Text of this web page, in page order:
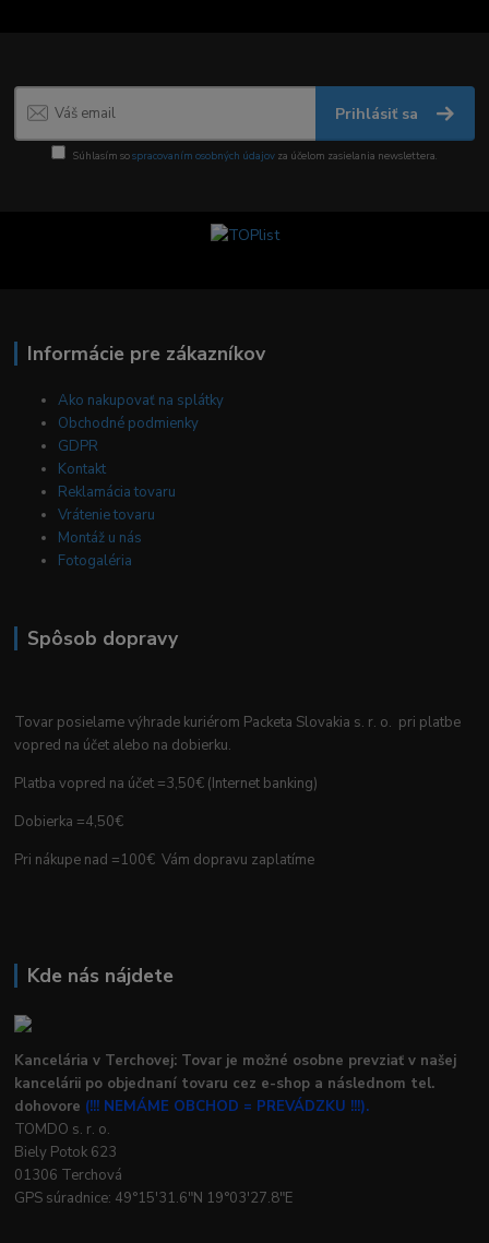
Prihlásiť sa
Súhlasím sospracovaním osobných údajov za účelom zasielania newslettera.
Informácie pre zákazníkov
Ako nakupovať na splátky
Obchodné podmienky
GDPR
Kontakt
Reklamácia tovaru
Vrátenie tovaru
Montáž u nás
Fotogaléria
Spôsob dopravy
Tovar posielame výhrade kuriérom Packeta Slovakia s. r. o. pri platbe
vopred na účet alebo na dobierku.
Platba vopred na účet =3,50€ (Internet banking)
Dobierka =4,50€
Pri nákupe nad =100€ Vám dopravu zaplatíme
Kde nás nájdete
Kancelária v Terchovej: Tovar je možné osobne prevziať v našej
kancelárii po objednaní tovaru cez e-shop a následnom tel.
dohovore (!!! NEMÁME OBCHOD = PREVÁDZKU !!!).
TOMDO s. r. o.
Biely Potok 623
01306 Terchová
GPS súradnice: 49°15'31.6"N 19°03'27.8"E